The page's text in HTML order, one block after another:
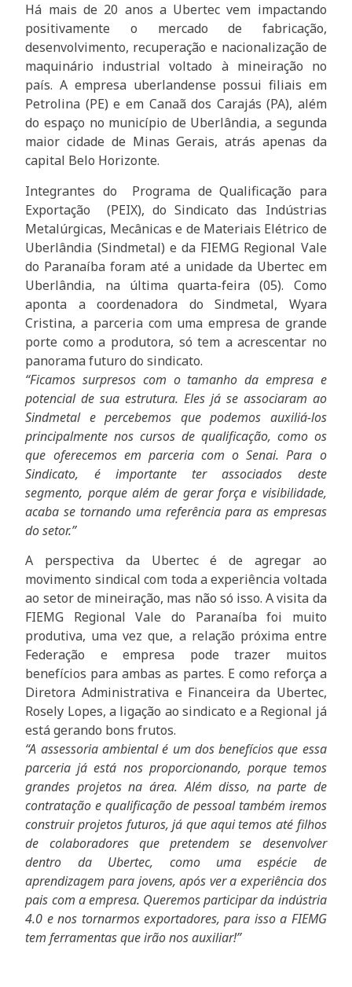
Há mais de 20 anos a Ubertec vem impactando
positivamente o mercado de fabricação,
desenvolvimento, recuperação e nacionalização de
maquinário industrial voltado à mineiração no
país. A empresa uberlandense possui filiais em
Petrolina (PE) e em Canaã dos Carajás (PA), além
do espaço no município de Uberlândia, a segunda
maior cidade de Minas Gerais, atrás apenas da
capital Belo Horizonte.
Integrantes do Programa de Qualificação para
Exportação (PEIX), do Sindicato das Indústrias
Metalúrgicas, Mecânicas e de Materiais Elétrico de
Uberlândia (Sindmetal) e da FIEMG Regional Vale
do Paranaíba foram até a unidade da Ubertec em
Uberlândia, na última quarta-feira (05). Como
aponta a coordenadora do Sindmetal, Wyara
Cristina, a parceria com uma empresa de grande
porte como a produtora, só tem a acrescentar no
panorama futuro do sindicato.
“Ficamos surpresos com o tamanho da empresa e
potencial de sua estrutura. Eles já se associaram ao
Sindmetal e percebemos que podemos auxiliá-los
principalmente nos cursos de qualificação, como os
que oferecemos em parceria com o Senai. Para o
Sindicato, é importante ter associados deste
segmento, porque além de gerar força e visibilidade,
acaba se tornando uma referência para as empresas
do setor.”
A perspectiva da Ubertec é de agregar ao
movimento sindical com toda a experiência voltada
ao setor de mineiração, mas não só isso. A visita da
FIEMG Regional Vale do Paranaíba foi muito
produtiva, uma vez que, a relação próxima entre
Federação e empresa pode trazer muitos
benefícios para ambas as partes. E como reforça a
Diretora Administrativa e Financeira da Ubertec,
Rosely Lopes, a ligação ao sindicato e a Regional já
está gerando bons frutos.
“A assessoria ambiental é um dos benefícios que essa
parceria já está nos proporcionando, porque temos
grandes projetos na área. Além disso, na parte de
contratação e qualificação de pessoal também iremos
construir projetos futuros, já que aqui temos até filhos
de colaboradores que pretendem se desenvolver
dentro da Ubertec, como uma espécie de
aprendizagem para jovens, após ver a experiência dos
pais com a empresa. Queremos participar da indústria
4.0 e nos tornarmos exportadores, para isso a FIEMG
tem ferramentas que irão nos auxiliar!”